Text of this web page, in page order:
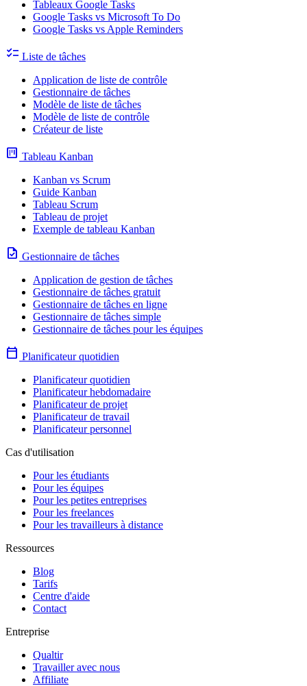
Tableaux Google Tasks
Google Tasks vs Microsoft To Do
Google Tasks vs Apple Reminders
checklist Liste de tâches
Application de liste de contrôle
Gestionnaire de tâches
Modèle de liste de tâches
Modèle de liste de contrôle
Créateur de liste
view_kanban Tableau Kanban
Kanban vs Scrum
Guide Kanban
Tableau Scrum
Tableau de projet
Exemple de tableau Kanban
task Gestionnaire de tâches
Application de gestion de tâches
Gestionnaire de tâches gratuit
Gestionnaire de tâches en ligne
Gestionnaire de tâches simple
Gestionnaire de tâches pour les équipes
calendar_today Planificateur quotidien
Planificateur quotidien
Planificateur hebdomadaire
Planificateur de projet
Planificateur de travail
Planificateur personnel
Cas d'utilisation
Pour les étudiants
Pour les équipes
Pour les petites entreprises
Pour les freelances
Pour les travailleurs à distance
Ressources
Blog
Tarifs
Centre d'aide
Contact
Entreprise
Qualtir
Travailler avec nous
Affiliate